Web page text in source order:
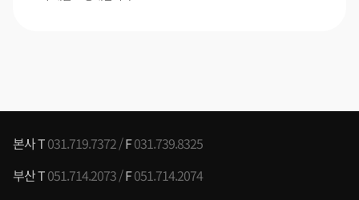
본사 T031.719.7372 /F031.739.8325
부산 T051.714.2073 /F051.714.2074